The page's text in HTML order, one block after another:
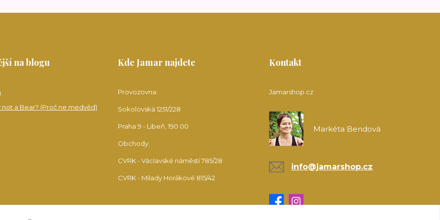
na blogu
not a Bear? (Proč ne medvěd)
Kde Jamar najdete
Provozovna:
Sokolovská 1251/228
Praha 9 - Libeň, 190 00
Obchody:
CVRK - Václavské náměstí 785/28
CVRK - Milady Horákové 815/42
Kontakt
Jamarshop.cz
Markéta Bendová
info@jamarshop.cz